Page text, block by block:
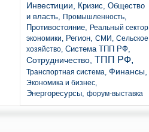
Инвестиции, Кризис, Общество
и власть, Промышленность,
Противостояние, Реальный сектор
экономики, Регион, СМИ, Сельское
хозяйство, Система ТПП РФ,
Сотрудничество, ТПП РФ,
Транспортная система, Финансы,
Экономика и бизнес,
Энергоресурсы, форум-выставка